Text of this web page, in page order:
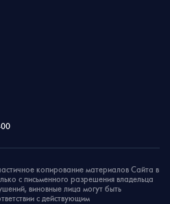
копирование материалов Сайта в
с письменного разрешения владельца
виновные лица могут быть
с действующим